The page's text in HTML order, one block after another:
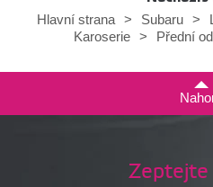
Hlavní strana
> Subaru >
Karoserie
> Přední
Zeptejte